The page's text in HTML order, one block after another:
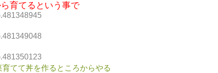
育てるという事で
てて丼を作るところからやる